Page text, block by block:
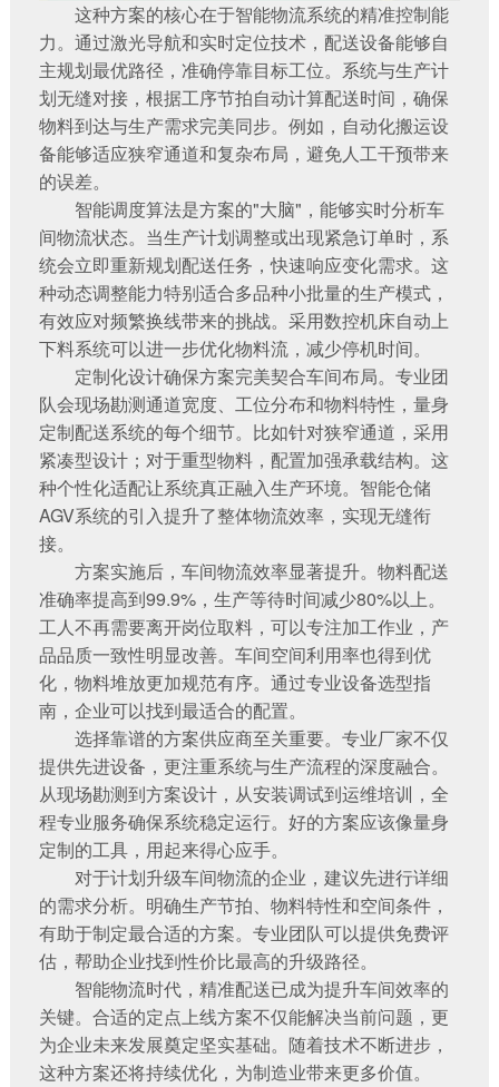
这种方案的核心在于智能物流系统的精准控制能
力。通过激光导航和实时定位技术，配送设备能够自
主规划最优路径，准确停靠目标工位。系统与生产计
划无缝对接，根据工序节拍自动计算配送时间，确保
物料到达与生产需求完美同步。例如， 自动化搬运设
备能够适应狭窄通道和复杂布局，避免人工干预带来
的误差。
智能调度算法是方案的"大脑"，能够实时分析车
间物流状态。当生产计划调整或出现紧急订单时，系
统会立即重新规划配送任务，快速响应变化需求。这
种动态调整能力特别适合多品种小批量的生产模式，
有效应对频繁换线带来的挑战。采用数控机床自动上
下料系统可以进一步优化物料流，减少停机时间。
定制化设计确保方案完美契合车间布局。专业团
队会现场勘测通道宽度、工位分布和物料特性，量身
定制配送系统的每个细节。比如针对狭窄通道，采用
紧凑型设计；对于重型物料，配置加强承载结构。这
种个性化适配让系统真正融入生产环境。 智能仓储
AGV系统的引入提升了整体物流效率，实现无缝衔
接。
方案实施后，车间物流效率显著提升。物料配送
准确率提高到99.9%，生产等待时间减少80%以上。
工人不再需要离开岗位取料，可以专注加工作业，产
品品质一致性明显改善。车间空间利用率也得到优
化，物料堆放更加规范有序。通过专业设备选型指
南，企业可以找到最适合的配置。
选择靠谱的方案供应商至关重要。专业厂家不仅
提供先进设备，更注重系统与生产流程的深度融合。
从现场勘测到方案设计，从安装调试到运维培训，全
程专业服务确保系统稳定运行。好的方案应该像量身
定制的工具，用起来得心应手。
对于计划升级车间物流的企业，建议先进行详细
的需求分析。明确生产节拍、物料特性和空间条件，
有助于制定最合适的方案。专业团队可以提供免费评
估，帮助企业找到性价比最高的升级路径。
智能物流时代，精准配送已成为提升车间效率的
关键。合适的定点上线方案不仅能解决当前问题，更
为企业未来发展奠定坚实基础。随着技术不断进步，
这种方案还将持续优化，为制造业带来更多价值。